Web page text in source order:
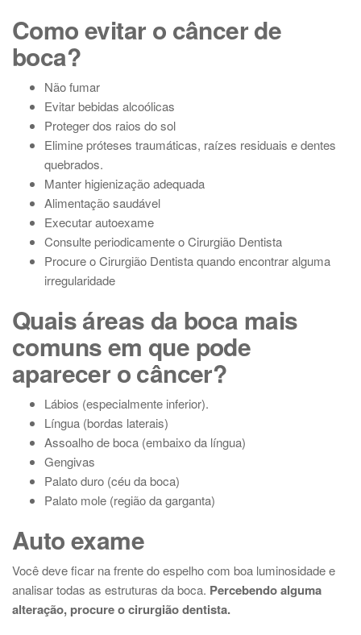
Como evitar o câncer de
boca?
Não fumar
Evitar bebidas alcoólicas
Proteger dos raios do sol
Elimine próteses traumáticas, raízes residuais e dentes
quebrados.
Manter higienização adequada
Alimentação saudável
Executar autoexame
Consulte periodicamente o Cirurgião Dentista
Procure o Cirurgião Dentista quando encontrar alguma
irregularidade
Quais áreas da boca mais
comuns em que pode
aparecer o câncer?
Lábios (especialmente inferior).
Língua (bordas laterais)
Assoalho de boca (embaixo da língua)
Gengivas
Palato duro (céu da boca)
Palato mole (região da garganta)
Auto exame
Você deve ficar na frente do espelho com boa luminosidade e
analisar todas as estruturas da boca. Percebendo alguma
alteração, procure o cirurgião dentista.